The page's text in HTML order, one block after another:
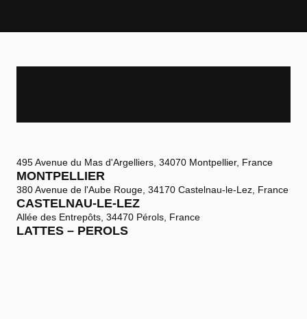
495 Avenue du Mas d'Argelliers, 34070 Montpellier, France
MONTPELLIER
380 Avenue de l'Aube Rouge, 34170 Castelnau-le-Lez, France
CASTELNAU-LE-LEZ
Allée des Entrepôts, 34470 Pérols, France
LATTES – PEROLS